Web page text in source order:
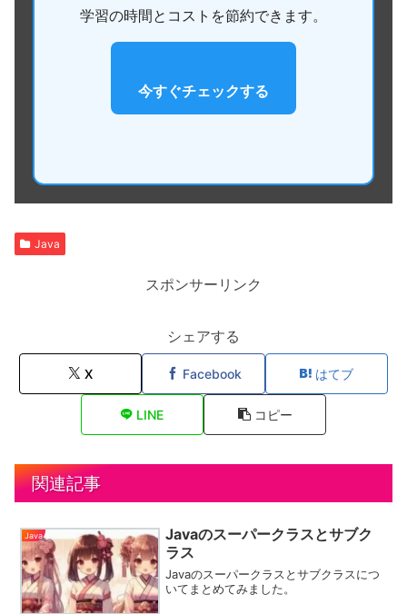
学習の時間とコストを節約できます。
今すぐチェックする
Java
スポンサーリンク
シェアする
X Facebook はてブ
LINE コピー
関連記事
Java
Javaのスーパークラスとサブク
ラス
Javaのスーパークラスとサブクラスにつ
いてまとめてみました。